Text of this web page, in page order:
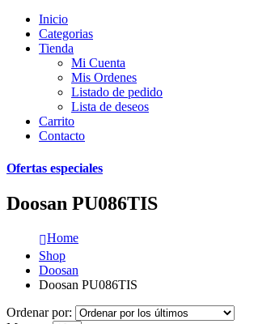
Inicio
Categorias
Tienda
Mi Cuenta
Mis Ordenes
Listado de pedido
Lista de deseos
Carrito
Contacto
Ofertas especiales
Doosan PU086TIS
Home
Shop
Doosan
Doosan PU086TIS
Ordenar por: